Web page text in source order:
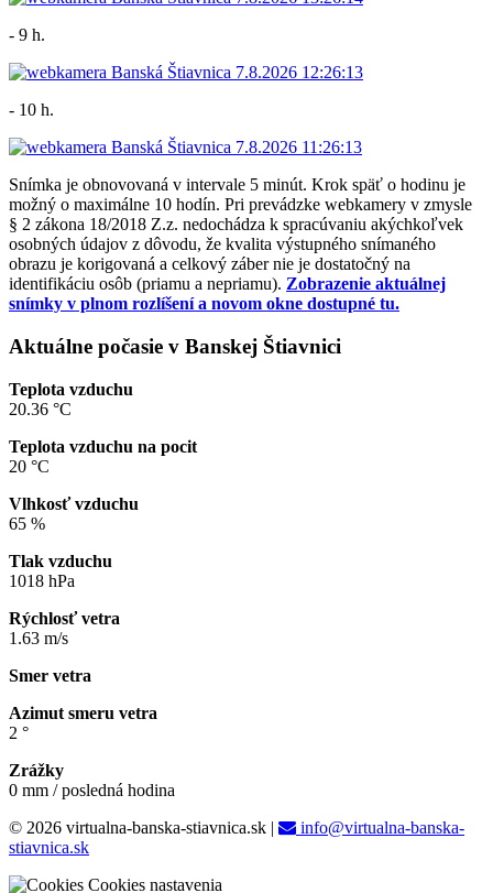
- 9 h.
- 10 h.
Snímka je obnovovaná v intervale 5 minút. Krok späť o hodinu je
možný o maximálne 10 hodín. Pri prevádzke webkamery v zmysle
§ 2 zákona 18/2018 Z.z. nedochádza k spracúvaniu akýchkoľvek
osobných údajov z dôvodu, že kvalita výstupného snímaného
obrazu je korigovaná a celkový záber nie je dostatočný na
identifikáciu osôb (priamu a nepriamu). Zobrazenie aktuálnej
snímky v plnom rozlíšení a novom okne dostupné tu.
Aktuálne počasie v Banskej Štiavnici
Teplota vzduchu
20.36 °C
Teplota vzduchu na pocit
20 °C
Vlhkosť vzduchu
65 %
Tlak vzduchu
1018 hPa
Rýchlosť vetra
1.63 m/s
Smer vetra
Azimut smeru vetra
2 °
Zrážky
0 mm / posledná hodina
© 2026 virtualna-banska-stiavnica.sk |
info@virtualna-banska-
stiavnica.sk
Cookies nastavenia